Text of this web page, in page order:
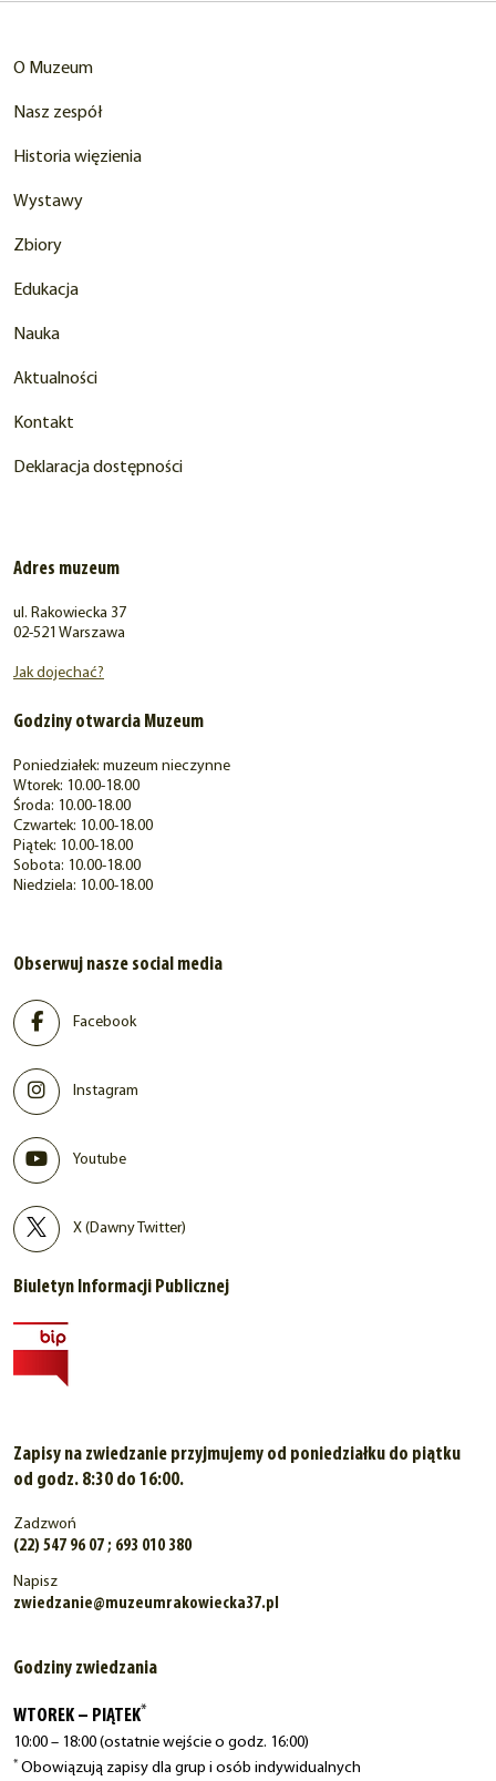
O Muzeum
Nasz zespół
Historia więzienia
Wystawy
Zbiory
Edukacja
Nauka
Aktualności
Kontakt
Deklaracja dostępności
Adres muzeum
ul. Rakowiecka 37
02-521 Warszawa
Jak dojechać?
Godziny otwarcia Muzeum
Poniedziałek: muzeum nieczynne
Wtorek: 10.00-18.00
Środa: 10.00-18.00
Czwartek: 10.00-18.00
Piątek: 10.00-18.00
Sobota: 10.00-18.00
Niedziela: 10.00-18.00
Obserwuj nasze social media
Facebook
Instagram
Youtube
X (Dawny Twitter)
Biuletyn Informacji Publicznej
Zapisy na zwiedzanie przyjmujemy od poniedziałku do piątku
od godz. 8:30 do 16:00.
Zadzwoń
(22) 547 96 07 ; 693 010 380
Napisz
zwiedzanie@muzeumrakowiecka37.pl
Godziny zwiedzania
WTOREK – PIĄTEK*
10:00 – 18:00 (ostatnie wejście o godz. 16:00)
* Obowiązują zapisy dla grup i osób indywidualnych